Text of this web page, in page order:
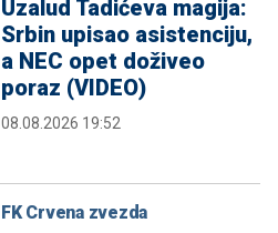
Uzalud Tadićeva magija:
Srbin upisao asistenciju,
a NEC opet doživeo
poraz (VIDEO)
08.08.2026 19:52
FK Crvena zvezda